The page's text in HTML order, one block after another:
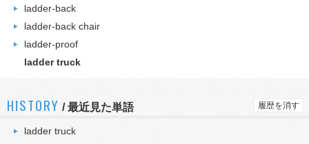
ladder-back
ladder-back chair
ladder-proof
ladder truck
HISTORY /最近見た単語 履歴を消す
ladder truck